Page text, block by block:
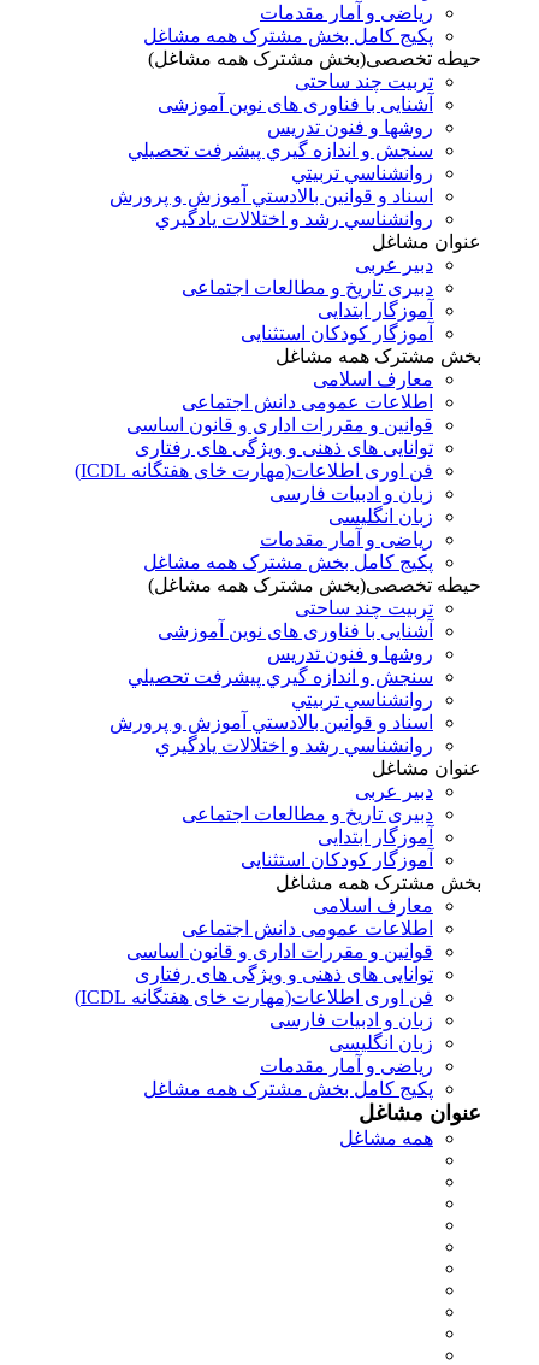
ریاضی و آمار مقدمات
پکیج کامل بخش مشترک همه مشاغل
حیطه تخصصی(بخش مشترک همه مشاغل)
تربیت چند ساحتی
آشنایی با فناوری های نوین آموزشی
روشها و فنون تدريس
سنجش و اندازه گيري پيشرفت تحصيلي
روانشناسي تربيتي
اسناد و قوانين بالادستي آموزش و پرورش
روانشناسي رشد و اختلالات يادگيري
عنوان مشاغل
دبير عربی
دبیری تاریخ و مطالعات اجتماعی
آموزگار ابتدایی
آموزگار کودکان استثنایی
بخش مشترک همه مشاغل
معارف اسلامی
اطلاعات عمومی دانش اجتماعی
قوانین و مقررات اداری و قانون اساسی
توانایی های ذهنی و ویژگی های رفتاری
فن اوری اطلاعات(مهارت خای هفتگانه ICDL)
زبان و ادبیات فارسی
زبان انگلیسی
ریاضی و آمار مقدمات
پکیج کامل بخش مشترک همه مشاغل
حیطه تخصصی(بخش مشترک همه مشاغل)
تربیت چند ساحتی
آشنایی با فناوری های نوین آموزشی
روشها و فنون تدريس
سنجش و اندازه گيري پيشرفت تحصيلي
روانشناسي تربيتي
اسناد و قوانين بالادستي آموزش و پرورش
روانشناسي رشد و اختلالات يادگيري
عنوان مشاغل
دبير عربی
دبیری تاریخ و مطالعات اجتماعی
آموزگار ابتدایی
آموزگار کودکان استثنایی
بخش مشترک همه مشاغل
معارف اسلامی
اطلاعات عمومی دانش اجتماعی
قوانین و مقررات اداری و قانون اساسی
توانایی های ذهنی و ویژگی های رفتاری
فن اوری اطلاعات(مهارت خای هفتگانه ICDL)
زبان و ادبیات فارسی
زبان انگلیسی
ریاضی و آمار مقدمات
پکیج کامل بخش مشترک همه مشاغل
عنوان مشاغل
همه مشاغل